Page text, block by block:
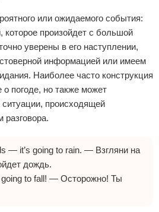
или ожидаемого события:
произойдет с большой
уверены в его наступлении,
информацией или имеем
Наиболее часто конструкция
о погоде, но также может
ситуации, происходящей
разговора.
— it’s going to rain. — Взгляни на
дождь.
going to fall! — Осторожно! Ты